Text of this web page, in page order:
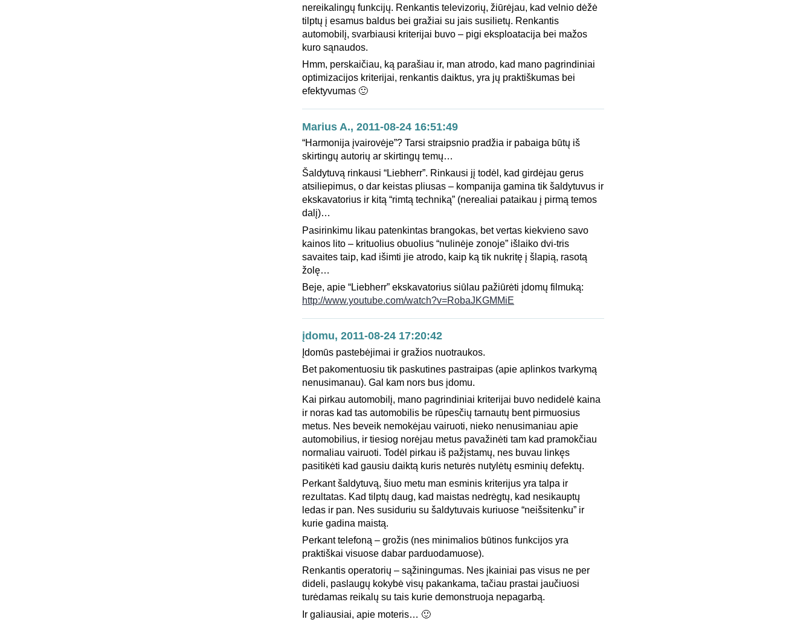
nereikalingų funkcijų. Renkantis televizorių, žiūrėjau, kad velnio dėžė
tilptų į esamus baldus bei gražiai su jais susilietų. Renkantis
automobilį, svarbiausi kriterijai buvo – pigi eksploatacija bei mažos
kuro sąnaudos.
Hmm, perskaičiau, ką parašiau ir, man atrodo, kad mano pagrindiniai
optimizacijos kriterijai, renkantis daiktus, yra jų praktiškumas bei
efektyvumas 🙂
Marius A., 2011-08-24 16:51:49
“Harmonija įvairovėje”? Tarsi straipsnio pradžia ir pabaiga būtų iš
skirtingų autorių ar skirtingų temų…
Šaldytuvą rinkausi “Liebherr”. Rinkausi jį todėl, kad girdėjau gerus
atsiliepimus, o dar keistas pliusas – kompanija gamina tik šaldytuvus ir
ekskavatorius ir kitą “rimtą techniką” (nerealiai pataikau į pirmą temos
dalį)…
Pasirinkimu likau patenkintas brangokas, bet vertas kiekvieno savo
kainos lito – krituolius obuolius “nulinėje zonoje” išlaiko dvi-tris
savaites taip, kad išimti jie atrodo, kaip ką tik nukritę į šlapią, rasotą
žolę…
Beje, apie “Liebherr” ekskavatorius siūlau pažiūrėti įdomų filmuką:
http://www.youtube.com/watch?v=RobaJKGMMiE
įdomu, 2011-08-24 17:20:42
Įdomūs pastebėjimai ir gražios nuotraukos.
Bet pakomentuosiu tik paskutines pastraipas (apie aplinkos tvarkymą
nenusimanau). Gal kam nors bus įdomu.
Kai pirkau automobilį, mano pagrindiniai kriterijai buvo nedidelė kaina
ir noras kad tas automobilis be rūpesčių tarnautų bent pirmuosius
metus. Nes beveik nemokėjau vairuoti, nieko nenusimaniau apie
automobilius, ir tiesiog norėjau metus pavažinėti tam kad pramokčiau
normaliau vairuoti. Todėl pirkau iš pažįstamų, nes buvau linkęs
pasitikėti kad gausiu daiktą kuris neturės nutylėtų esminių defektų.
Perkant šaldytuvą, šiuo metu man esminis kriterijus yra talpa ir
rezultatas. Kad tilptų daug, kad maistas nedrėgtų, kad nesikauptų
ledas ir pan. Nes susiduriu su šaldytuvais kuriuose “neišsitenku” ir
kurie gadina maistą.
Perkant telefoną – grožis (nes minimalios būtinos funkcijos yra
praktiškai visuose dabar parduodamuose).
Renkantis operatorių – sąžiningumas. Nes įkainiai pas visus ne per
dideli, paslaugų kokybė visų pakankama, tačiau prastai jaučiuosi
turėdamas reikalų su tais kurie demonstruoja nepagarbą.
Ir galiausiai, apie moteris… 🙂